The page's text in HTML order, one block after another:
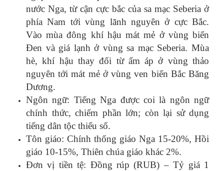
nước Nga, từ cận cực bắc của sa mạc Seberia ở
phía Nam tới vùng lãnh nguyên ở cực Bắc.
Vào mùa đông khí hậu mát mẻ ở vùng biển
Đen và giá lạnh ở vùng sa mạc Seberia. Mùa
hè, khí hậu thay đổi từ ấm áp ở vùng thảo
nguyên tới mát mẻ ở vùng ven biển Bắc Băng
Dương.
Ngôn ngữ: Tiếng Nga được coi là ngôn ngữ
chính thức, chiếm phần lớn; còn lại sử dụng
tiếng dân tộc thiểu số.
Tôn giáo: Chính thống giáo Nga 15-20%, Hồi
giáo 10-15%, Thiên chúa giáo khác 2%.
Đơn vị tiền tệ: Đồng rúp (RUB) – Tỷ giá 1